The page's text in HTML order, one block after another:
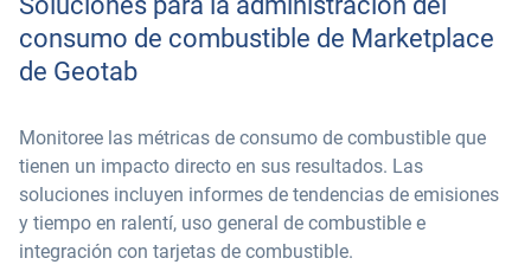
consumo de combustible de Marketplace
de Geotab
Monitoree las métricas de consumo de combustible que
tienen un impacto directo en sus resultados. Las
soluciones incluyen informes de tendencias de emisiones
y tiempo en ralentí, uso general de combustible e
integración con tarjetas de combustible.